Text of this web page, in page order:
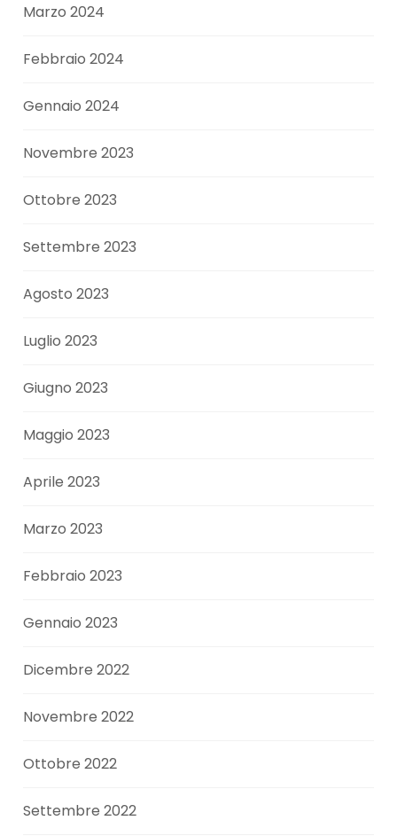
Marzo 2024
Febbraio 2024
Gennaio 2024
Novembre 2023
Ottobre 2023
Settembre 2023
Agosto 2023
Luglio 2023
Giugno 2023
Maggio 2023
Aprile 2023
Marzo 2023
Febbraio 2023
Gennaio 2023
Dicembre 2022
Novembre 2022
Ottobre 2022
Settembre 2022